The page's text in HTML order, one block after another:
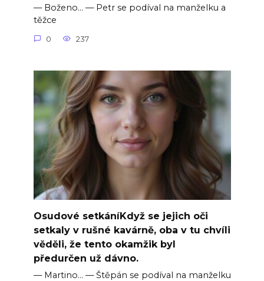
— Boženo… — Petr se podíval na manželku a
těžce
0 237
Osudové setkáníKdyž se jejich oči
setkaly v rušné kavárně, oba v tu chvíli
věděli, že tento okamžik byl
předurčen už dávno.
— Martino… — Štěpán se podíval na manželku